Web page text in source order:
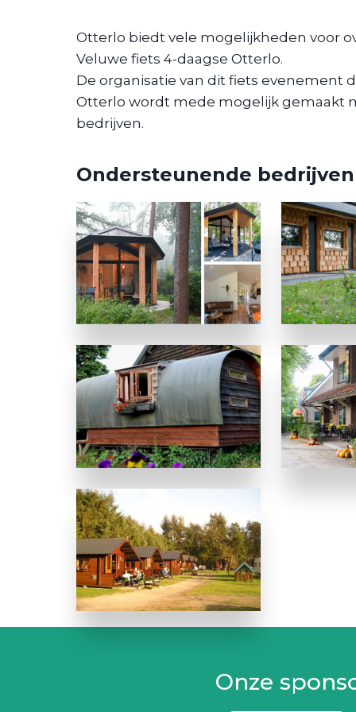
Otterlo biedt vele mogelijkheden voor
Veluwe fiets 4-daagse Otterlo.
De organisatie van dit fiets evenement
Otterlo wordt mede mogelijk gemaakt
bedrijven.
Ondersteunende
Onze